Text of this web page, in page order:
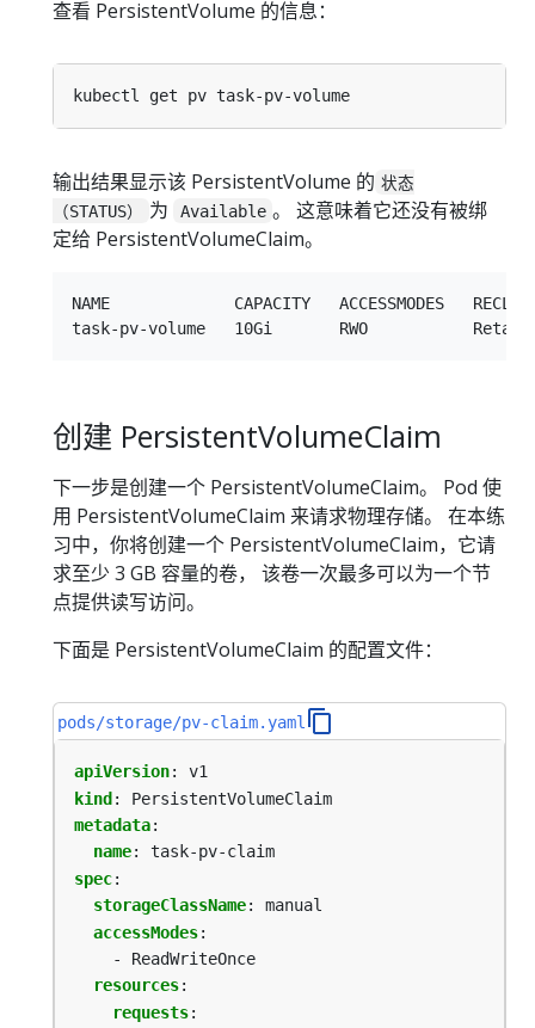
查看 PersistentVolume 的信息：
输出结果显示该 PersistentVolume 的 状态
（STATUS）
为 Available 。 这意味着它还没有被绑
定给 PersistentVolumeClaim。
NAME             CAPACITY   ACCESSMODES
创建 PersistentVolumeClaim
下一步是创建一个 PersistentVolumeClaim。 Pod 使
用 PersistentVolumeClaim 来请求物理存储。 在本练
习中，你将创建一个 PersistentVolumeClaim，它请
求至少 3 GB 容量的卷， 该卷一次最多可以为一个节
点提供读写访问。
下面是 PersistentVolumeClaim 的配置文件：
pods/storage/pv-claim.yaml
apiVersion:
v1
kind :
PersistentVolumeClaim
metadata:
name:
task-pv-claim
spec:
storageClassName:
manual
accessModes:
- ReadWriteOnce
resources:
requests: